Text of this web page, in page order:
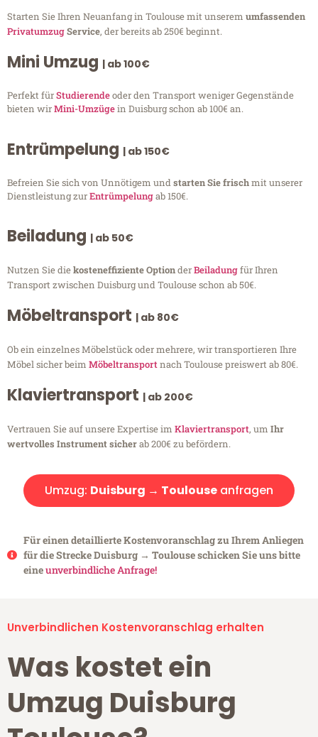
Starten Sie Ihren Neuanfang in Toulouse mit unserem umfassenden
PrivatumzugService, der bereits ab 250€ beginnt.
Mini Umzug | ab 100€
Perfekt fürStudierendeoder den Transport weniger Gegenstände
bieten wirMini-Umzügein Duisburg schon ab 100€ an.
Entrümpelung | ab 150€
Befreien Sie sich von Unnötigem undstarten Sie frischmit unserer
Dienstleistung zurEntrümpelungab 150€.
Beiladung | ab 50€
Nutzen Sie diekosteneffiziente OptionderBeiladungfür Ihren
Transport zwischen Duisburg und Toulouse schon ab 50€.
Möbeltransport | ab 80€
Ob ein einzelnes Möbelstück oder mehrere, wir transportieren Ihre
Möbel sicher beim Möbeltransportnach Toulouse preiswert ab 80€.
Klaviertransport | ab 200€
Vertrauen Sie auf unsere Expertise im Klaviertransport, um Ihr
wertvolles Instrument sicherab 200€ zu befördern.
Umzug: Duisburg → Toulouse anfragen
Für einen detaillierte Kostenvoranschlag zu Ihrem Anliegen
für die Strecke Duisburg → Toulouse schicken Sie uns bitte
eineunverbindliche Anfrage!
Unverbindlichen Kostenvoranschlag erhalten
Was kostet ein
Umzug Duisburg